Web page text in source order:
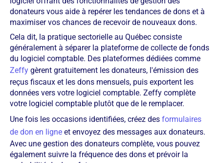
donateurs vous aide à repérer les tendances de dons et à
maximiser vos chances de recevoir de nouveaux dons.
Cela dit, la pratique sectorielle au Québec consiste
généralement à séparer la plateforme de collecte de fonds
du logiciel comptable. Des plateformes dédiées comme
Zeffy gèrent gratuitement les donateurs, l'émission des
reçus fiscaux et les dons mensuels, puis exportent les
données vers votre logiciel comptable. Zeffy complète
votre logiciel comptable plutôt que de le remplacer.
Une fois les occasions identifiées, créez des formulaires
de don en ligne et envoyez des messages aux donateurs.
Avec une gestion des donateurs complète, vous pouvez
également suivre la fréquence des dons et prévoir la